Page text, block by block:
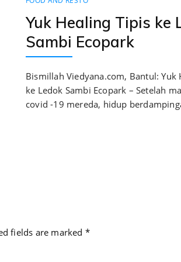
Yuk Healing Tipis ke
Sambi Ecopark
Bismillah Viedyana.com, Bantul: Yuk
ke Ledok Sambi Ecopark – Setelah
covid -19 mereda, hidup
fields are marked *